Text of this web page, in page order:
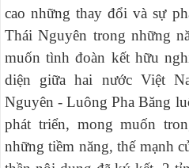
cao những thay đổi và sự
Thái Nguyên trong những
muốn tình đoàn kết hữu
diện giữa hai nước Việt
Nguyên - Luông Pha Băng
phát triển, mong muốn
những tiềm năng, thế mạnh